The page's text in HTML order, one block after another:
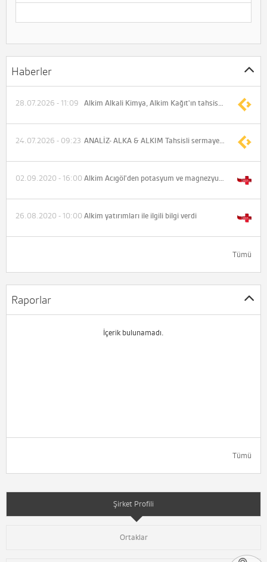
Haberler
Alkim Alkali Kimya, Alkim Kağıt'ın tahsisli sermaye artırımına iştirak edecek
28.07.2026 - 11:09
ANALİZ- ALKA & ALKIM Tahsisli sermaye artırımı hakkında yönetim kurulu kararı (Deniz Yatırım)
24.07.2026 - 09:23
Alkim Acıgöl'den potasyum ve magnezyum elde etmesi için Ar-Ge'ye başladı
02.09.2020 - 16:00
Alkim yatırımları ile ilgili bilgi verdi
26.08.2020 - 10:00
Tümü
Raporlar
İçerik bulunamadı.
Tümü
Şirket Profili
Ortaklar